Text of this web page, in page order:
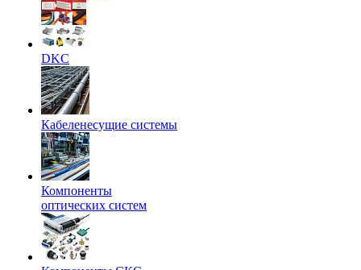
DKC
Кабеленесущие системы
Компоненты
оптических систем